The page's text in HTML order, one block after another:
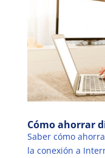
Cómo ahorrar
Saber cómo
la conexión a